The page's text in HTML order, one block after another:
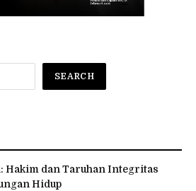
SEARCH
Hakim dan Taruhan Integritas
Hidup